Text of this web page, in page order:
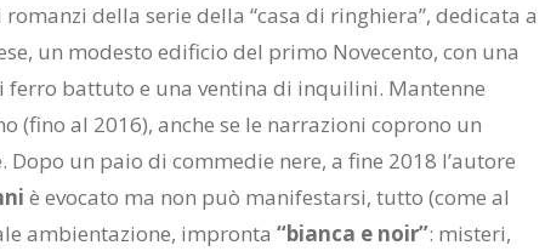
della serie della “casa di ringhiera”, dedicata a
un modesto edificio del primo Novecento, con una
battuto e una ventina di inquilini. Mantenne
(fino al 2016), anche se le narrazioni coprono un
un paio di commedie nere, a fine 2018 l’autore
è evocato ma non può manifestarsi, tutto (come al
ambientazione, impronta “bianca e noir”: misteri,